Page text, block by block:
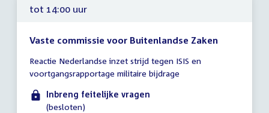
tot 14:00 uur
Vaste commissie voor Buitenlandse Zaken
vergadering
tot
14:00
uur
Reactie Nederlandse inzet strijd tegen ISIS en
voortgangsrapportage militaire bijdrage
Inbreng feitelijke vragen
(besloten)